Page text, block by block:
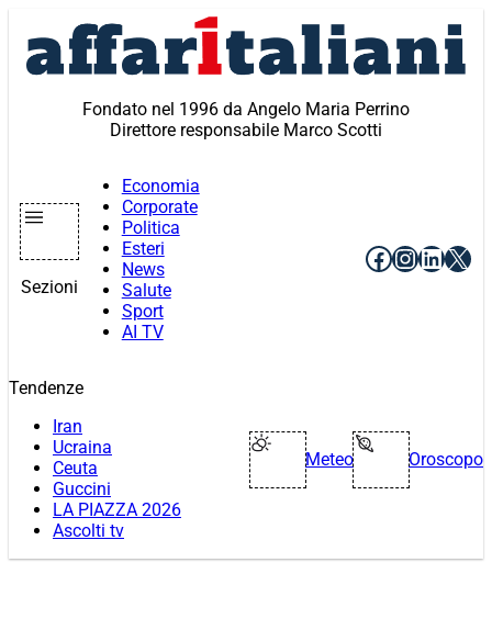
contenuto
Fondato nel 1996 da Angelo Maria Perrino
Direttore responsabile Marco Scotti
Sezioni
Economia
Corporate
Politica
Esteri
News
Salute
Sport
AI TV
Facebook
X
Tendenze
Iran
Ucraina
Ceuta
Guccini
LA PIAZZA 2026
Ascolti tv
Meteo Oroscopo